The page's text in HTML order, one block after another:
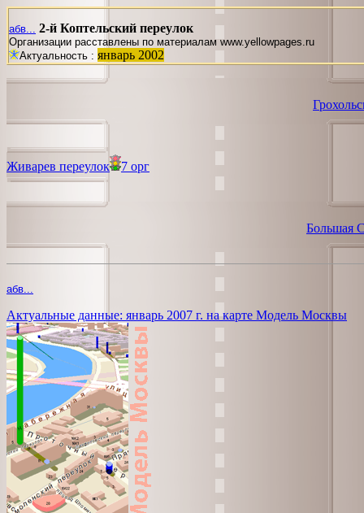
абв... 2-й Коптельский переулок
Организации расставлены по материалам www.yellowpages.ru
Актуальность : январь 2002
Живарев переулок 7 орг
Большая
абв...
Актуальные данные: январь 2007 г. на карте Модель Москвы